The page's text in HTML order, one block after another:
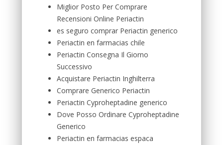
Miglior Posto Per Comprare
Recensioni Online Periactin
es seguro comprar Periactin generico
Periactin en farmacias chile
Periactin Consegna Il Giorno
Successivo
Acquistare Periactin Inghilterra
Comprare Generico Periactin
Periactin Cyproheptadine generico
Dove Posso Ordinare Cyproheptadine
Generico
Periactin en farmacias espaсa